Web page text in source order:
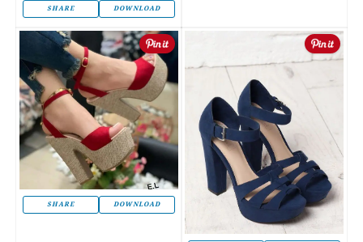
SHARE DOWNLOAD
SHARE DOWNLOAD